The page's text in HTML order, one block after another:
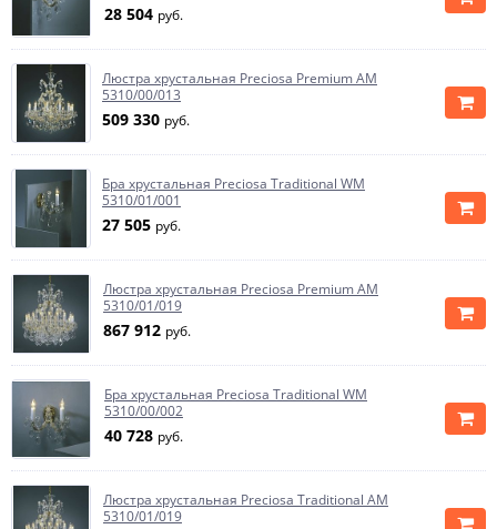
28 504 руб.
Люстра хрустальная Preciosa Premium AM
5310/00/013
509 330 руб.
Бра хрустальная Preciosa Traditional WM
5310/01/001
27 505 руб.
Люстра хрустальная Preciosa Premium AM
5310/01/019
867 912 руб.
Бра хрустальная Preciosa Traditional WM
5310/00/002
40 728 руб.
Люстра хрустальная Preciosa Traditional AM
5310/01/019